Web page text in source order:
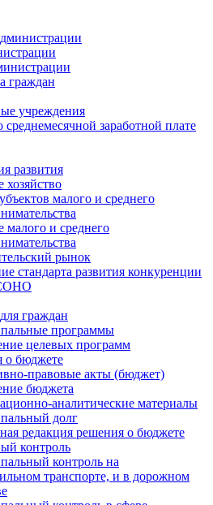
граждан
учреждения
заработной плате
развития
хозяйство
малого и среднего
малого и среднего
рынок
стандарта развития конкуренции
граждан
программы
целевых программ
о бюджете
правовые акты (бюджет)
бюджета
аналитические материалы
долг
редакция решения о бюджете
контроль
контроль на
транспорте, и в дорожном